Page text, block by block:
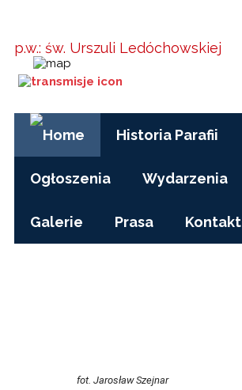
p.w.: św. Urszuli Ledóchowskiej
Historia Parafii
Ogłoszenia Wydarzenia
Galerie Prasa Kontakt
fot. Jarosław Szejnar